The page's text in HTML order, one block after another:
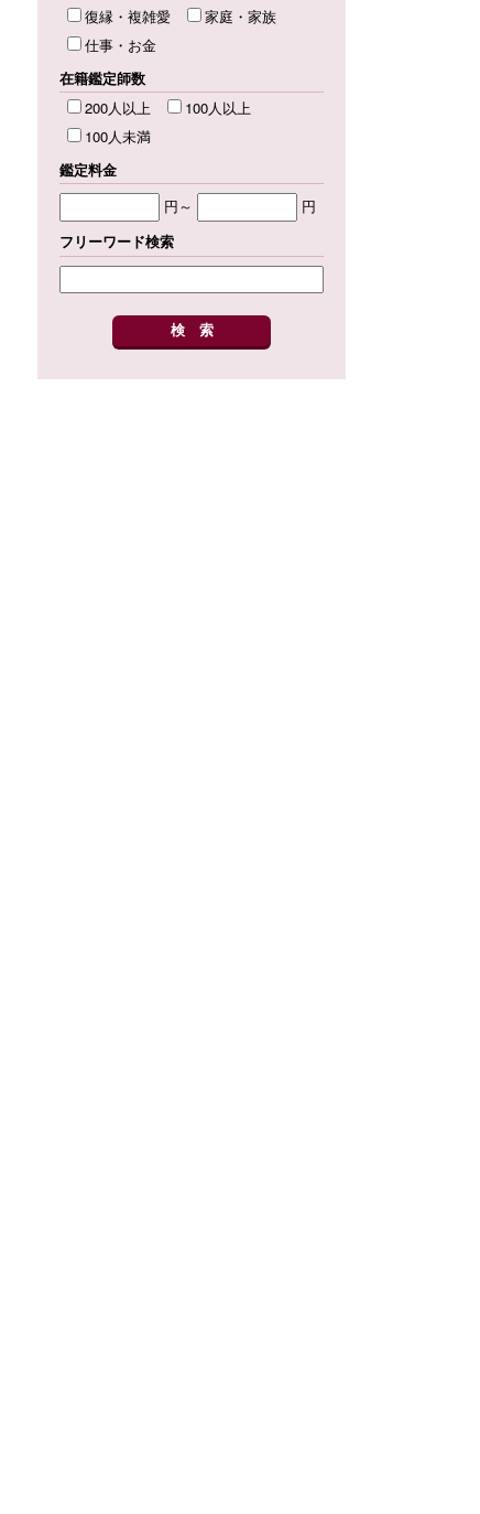
復縁・複雑愛
家庭・家族
仕事・お金
在籍鑑定師数
200人以上
100人以上
100人未満
鑑定料金
円～
円
フリーワード検索